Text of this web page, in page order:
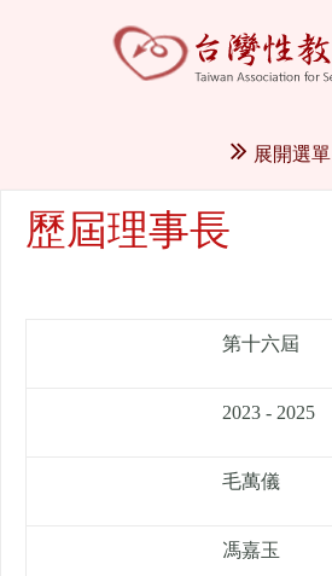
展開選單
歷屆理事長
第十六屆
2023 - 2025
毛萬儀
馮嘉玉